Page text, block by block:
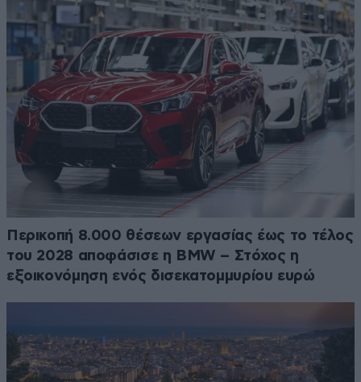
Περικοπή 8.000 θέσεων εργασίας έως το τέλος
του 2028 αποφάσισε η BMW – Στόχος η
εξοικονόμηση ενός δισεκατομμυρίου ευρώ